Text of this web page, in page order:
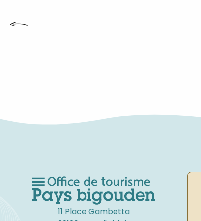
11 Place Gambetta